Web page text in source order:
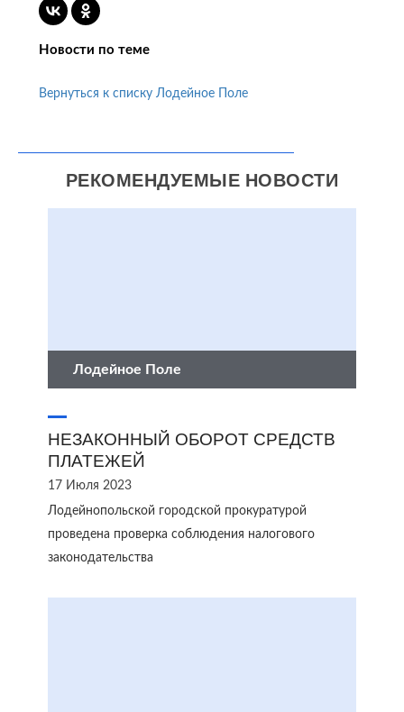
Новости по теме
Вернуться к списку Лодейное Поле
РЕКОМЕНДУЕМЫЕ НОВОСТИ
Лодейное Поле
НЕЗАКОННЫЙ ОБОРОТ СРЕДСТВ
ПЛАТЕЖЕЙ
17 Июля 2023
Лодейнопольской городской прокуратурой
проведена проверка соблюдения налогового
законодательства